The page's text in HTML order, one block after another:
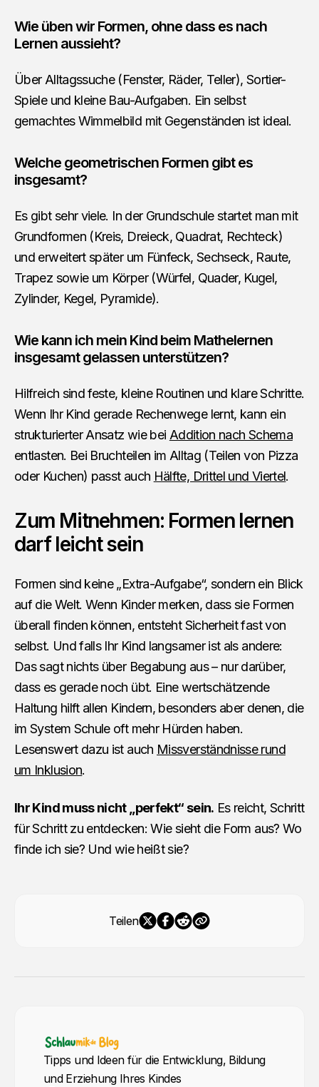
Wie üben wir Formen, ohne dass es nach
Lernen aussieht?
Über Alltagssuche (Fenster, Räder, Teller), Sortier-
Spiele und kleine Bau-Aufgaben. Ein selbst
gemachtes Wimmelbild mit Gegenständen ist ideal.
Welche geometrischen Formen gibt es
insgesamt?
Es gibt sehr viele. In der Grundschule startet man mit
Grundformen (Kreis, Dreieck, Quadrat, Rechteck)
und erweitert später um Fünfeck, Sechseck, Raute,
Trapez sowie um Körper (Würfel, Quader, Kugel,
Zylinder, Kegel, Pyramide).
Wie kann ich mein Kind beim Mathelernen
insgesamt gelassen unterstützen?
Hilfreich sind feste, kleine Routinen und klare Schritte.
Wenn Ihr Kind gerade Rechenwege lernt, kann ein
strukturierter Ansatz wie bei Addition nach Schema
entlasten. Bei Bruchteilen im Alltag (Teilen von Pizza
oder Kuchen) passt auch Hälfte, Drittel und Viertel.
Zum Mitnehmen: Formen lernen
darf leicht sein
Formen sind keine „Extra-Aufgabe“, sondern ein Blick
auf die Welt. Wenn Kinder merken, dass sie Formen
überall finden können, entsteht Sicherheit fast von
selbst. Und falls Ihr Kind langsamer ist als andere:
Das sagt nichts über Begabung aus – nur darüber,
dass es gerade noch übt. Eine wertschätzende
Haltung hilft allen Kindern, besonders aber denen, die
im System Schule oft mehr Hürden haben.
Lesenswert dazu ist auch Missverständnisse rund
um Inklusion.
Ihr Kind muss nicht „perfekt“ sein. Es reicht, Schritt
für Schritt zu entdecken: Wie sieht die Form aus? Wo
finde ich sie? Und wie heißt sie?
Teilen
Tipps und Ideen für die Entwicklung, Bildung
und Erziehung Ihres Kindes